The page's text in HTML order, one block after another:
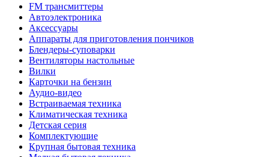
FM трансмиттеры
Автоэлектроника
Аксессуары
Аппараты для приготовления пончиков
Блендеры-суповарки
Вентиляторы настольные
Вилки
Карточки на бензин
Аудио-видео
Встраиваемая техника
Климатическая техника
Детская серия
Комплектующие
Крупная бытовая техника